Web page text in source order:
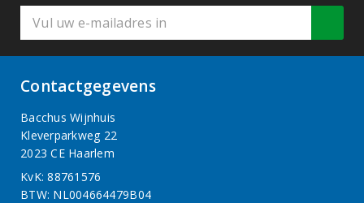
Contactgegevens
Bacchus Wijnhuis
Kleverparkweg 22
2023 CE Haarlem
KvK: 88761576
BTW: NL004664479B04